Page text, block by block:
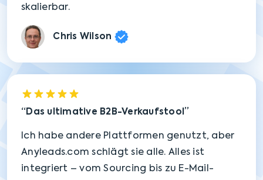
skalierbar.
Chris Wilson
Das ultimative B2B-Verkaufstool
Ich habe andere Plattformen genutzt, aber
Anyleads.com schlägt sie alle. Alles ist
integriert – vom Sourcing bis zu E-Mail-